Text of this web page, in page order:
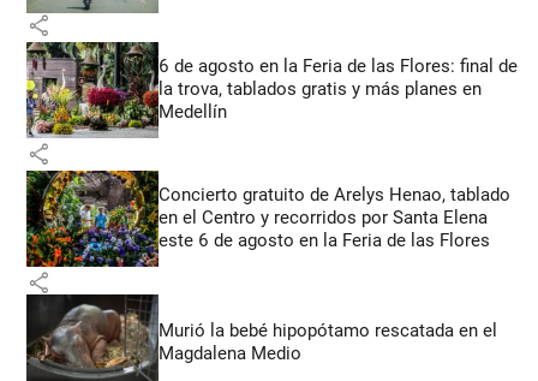
share
6 de agosto en la Feria de las Flores: final de
la trova, tablados gratis y más planes en
Medellín
share
Concierto gratuito de Arelys Henao, tablado
en el Centro y recorridos por Santa Elena
este 6 de agosto en la Feria de las Flores
share
Murió la bebé hipopótamo rescatada en el
Magdalena Medio